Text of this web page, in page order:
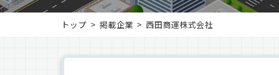
トップ 掲載企業 西田商運株式会社